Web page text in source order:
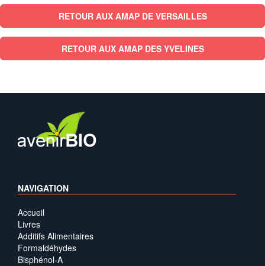
RETOUR AUX AMAP DE VERSAILLES
RETOUR AUX AMAP DES YVELINES
NAVIGATION
Accueil
Livres
Additifs Alimentaires
Formaldéhydes
Bisphénol-A